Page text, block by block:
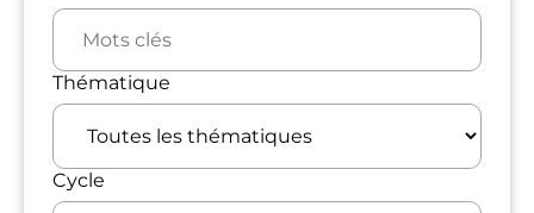
Thématique
Cycle